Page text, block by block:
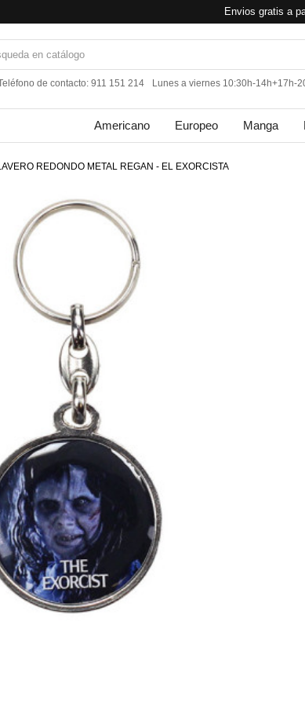
Envios gratis a
de contacto: 911 151 214 Lunes a viernes 10:30h-14h+17h-
Americano Europeo Manga
REDONDO METAL REGAN - EL EXORCISTA